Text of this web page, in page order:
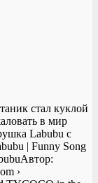
стал куклой
в мир
Labubu с
| Funny Song
›